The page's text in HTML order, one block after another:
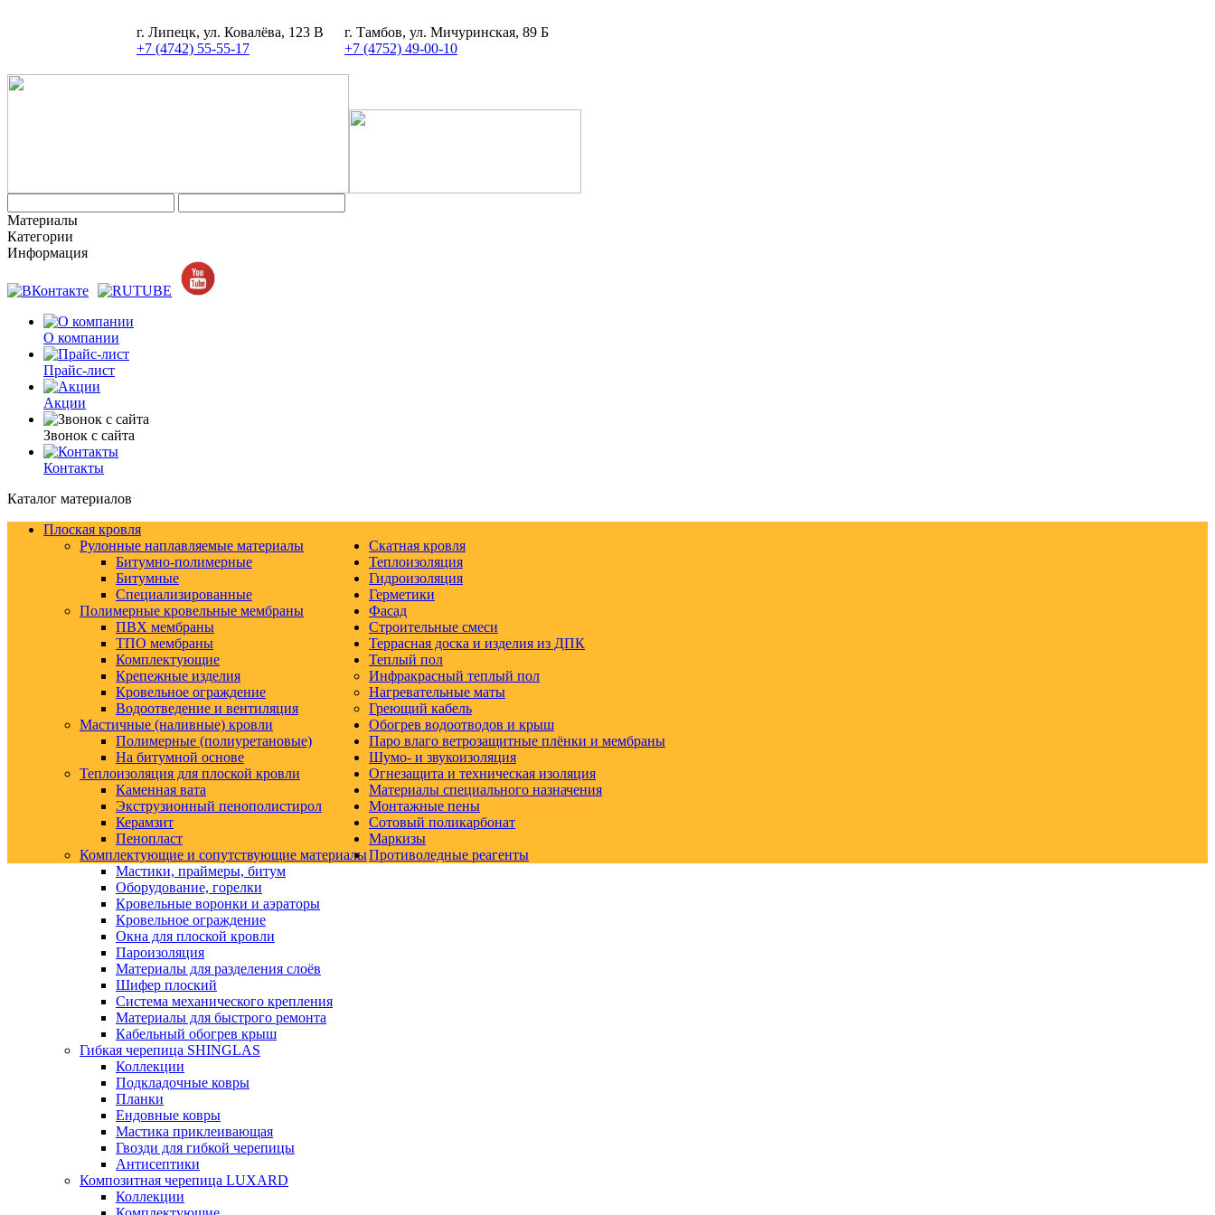
г. Липецк, ул. Ковалёва, 123 В
+7 (4742) 55-55-17
г. Тамбов, ул. Мичуринская, 89 Б
+7 (4752) 49-00-10
Материалы
Категории
Информация
О компании
Прайс-лист
Акции
Звонок с сайта
Контакты
Каталог материалов
Плоская кровля
Рулонные наплавляемые материалы
Битумно-полимерные
Битумные
Специализированные
Полимерные кровельные мембраны
ПВХ мембраны
ТПО мембраны
Комплектующие
Крепежные изделия
Кровельное ограждение
Водоотведение и вентиляция
Мастичные (наливные) кровли
Полимерные (полиуретановые)
На битумной основе
Теплоизоляция для плоской кровли
Каменная вата
Экструзионный пенополистирол
Керамзит
Пенопласт
Комплектующие и сопутствующие материалы
Мастики, праймеры, битум
Оборудование, горелки
Кровельные воронки и аэраторы
Кровельное ограждение
Окна для плоской кровли
Пароизоляция
Материалы для разделения слоёв
Шифер плоский
Система механического крепления
Материалы для быстрого ремонта
Кабельный обогрев крыш
Скатная кровля
Гибкая черепица SHINGLAS
Коллекции
Подкладочные ковры
Планки
Ендовные ковры
Мастика приклеивающая
Гвозди для гибкой черепицы
Антисептики
Композитная черепица LUXARD
Коллекции
Теплоизоляция
Гидроизоляция
Герметики
Фасад
Строительные смеси
Террасная доска и изделия из ДПК
Теплый пол
Инфракрасный теплый пол
Нагревательные маты
Греющий кабель
Обогрев водоотводов и крыш
Паро влаго ветрозащитные плёнки и мембраны
Шумо- и звукоизоляция
Огнезащита и техническая изоляция
Материалы специального назначения
Монтажные пены
Сотовый поликарбонат
Маркизы
Противоледные реагенты